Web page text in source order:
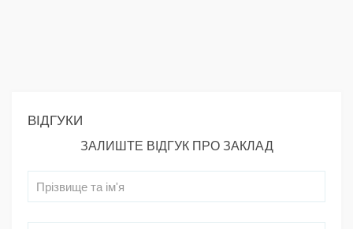
ВІДГУКИ
ЗАЛИШТЕ ВІДГУК ПРО ЗАКЛАД